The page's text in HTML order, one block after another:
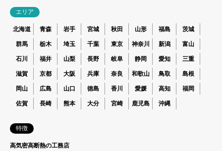
エリア
北海道 青森 岩手 宮城 秋田 山形 福島 茨城
群馬 栃木 埼玉 千葉 東京 神奈川 新潟 富山
石川 福井 山梨 長野 岐阜 静岡 愛知 三重
滋賀 京都 大阪 兵庫 奈良 和歌山 鳥取 島根
岡山 広島 山口 徳島 香川 愛媛 高知 福岡
佐賀 長崎 熊本 大分 宮崎 鹿児島 沖縄
特徴
高気密高断熱の工務店